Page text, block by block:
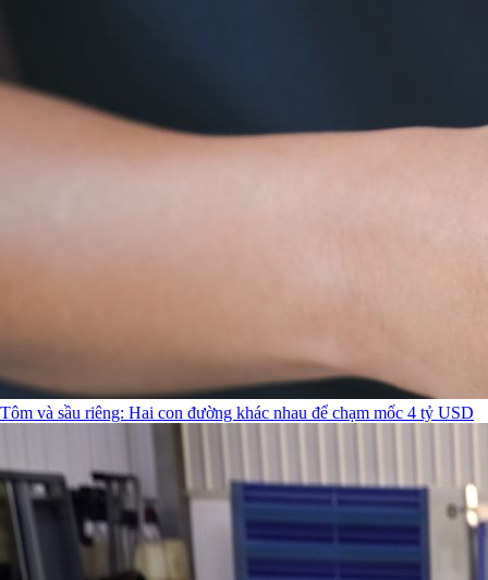
Tôm và sầu riêng: Hai con đường khác nhau để chạm mốc 4 tỷ USD